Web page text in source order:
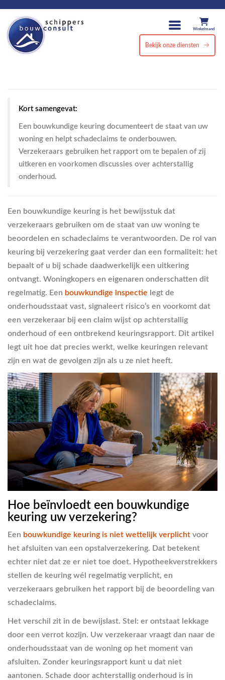
Winkelmand
Bekijk onze diensten
Kort samengevat:
Een bouwkundige keuring documenteert de staat van uw
woning en helpt schadeclaims te onderbouwen.
Verzekeraars gebruiken het rapport om te bepalen of zij
uitkeren en voorkomen discussies over achterstallig
onderhoud.
Een bouwkundige keuring is het bewijsstuk dat
verzekeraars gebruiken om de staat van uw woning te
beoordelen en schadeclaims te verantwoorden. De rol van
keuring bij verzekering gaat verder dan een formaliteit: het
bepaalt of u bij schade daadwerkelijk een uitkering
ontvangt. Woningkopers en eigenaren onderschatten dit
regelmatig. Een bouwkundige inspectie legt de
onderhoudsstaat vast, signaleert risico’s en voorkomt dat
een verzekeraar bij een claim wijst op achterstallig
onderhoud of een ontbrekend keuringsrapport. Dit artikel
legt uit hoe dat precies werkt, welke keuringen relevant
zijn en wat de gevolgen zijn als u ze niet heeft.
Hoe beïnvloedt een bouwkundige
keuring uw verzekering?
Een bouwkundige keuring is niet wettelijk verplicht voor
het afsluiten van een opstalverzekering. Dat betekent
echter niet dat ze er niet toe doet. Hypotheekverstrekkers
stellen de keuring wél regelmatig verplicht, en
verzekeraars gebruiken het rapport bij de beoordeling van
schadeclaims.
Het verschil zit in de bewijslast. Stel: er ontstaat lekkage
door een verrot kozijn. Uw verzekeraar vraagt dan naar de
onderhoudsstaat van de woning op het moment van
afsluiten. Zonder keuringsrapport kunt u dat niet
aantonen. Schade door achterstallig onderhoud is in